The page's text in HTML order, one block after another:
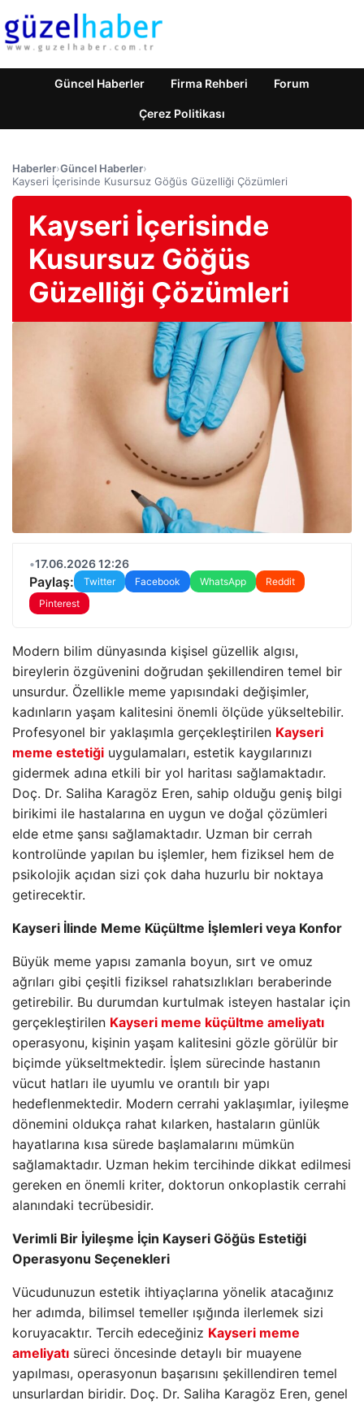
Güncel Haberler Firma Rehberi Forum
Çerez Politikası
Haberler›Güncel Haberler›
Kayseri İçerisinde Kusursuz Göğüs Güzelliği Çözümleri
Kayseri İçerisinde
Kusursuz Göğüs
Güzelliği Çözümleri
•17.06.2026 12:26
Paylaş: Twitter Facebook WhatsApp
Reddit
Pinterest
Modern bilim dünyasında kişisel güzellik algısı,
bireylerin özgüvenini doğrudan şekillendiren temel bir
unsurdur. Özellikle meme yapısındaki değişimler,
kadınların yaşam kalitesini önemli ölçüde yükseltebilir.
Profesyonel bir yaklaşımla gerçekleştirilen Kayseri
meme estetiği uygulamaları, estetik kaygılarınızı
gidermek adına etkili bir yol haritası sağlamaktadır.
Doç. Dr. Saliha Karagöz Eren, sahip olduğu geniş bilgi
birikimi ile hastalarına en uygun ve doğal çözümleri
elde etme şansı sağlamaktadır. Uzman bir cerrah
kontrolünde yapılan bu işlemler, hem fiziksel hem de
psikolojik açıdan sizi çok daha huzurlu bir noktaya
getirecektir.
Kayseri İlinde Meme Küçültme İşlemleri veya Konfor
Büyük meme yapısı zamanla boyun, sırt ve omuz
ağrıları gibi çeşitli fiziksel rahatsızlıkları beraberinde
getirebilir. Bu durumdan kurtulmak isteyen hastalar için
gerçekleştirilen Kayseri meme küçültme ameliyatı
operasyonu, kişinin yaşam kalitesini gözle görülür bir
biçimde yükseltmektedir. İşlem sürecinde hastanın
vücut hatları ile uyumlu ve orantılı bir yapı
hedeflenmektedir. Modern cerrahi yaklaşımlar, iyileşme
dönemini oldukça rahat kılarken, hastaların günlük
hayatlarına kısa sürede başlamalarını mümkün
sağlamaktadır. Uzman hekim tercihinde dikkat edilmesi
gereken en önemli kriter, doktorun onkoplastik cerrahi
alanındaki tecrübesidir.
Verimli Bir İyileşme İçin Kayseri Göğüs Estetiği
Operasyonu Seçenekleri
Vücudunuzun estetik ihtiyaçlarına yönelik atacağınız
her adımda, bilimsel temeller ışığında ilerlemek sizi
koruyacaktır. Tercih edeceğiniz Kayseri meme
ameliyatı süreci öncesinde detaylı bir muayene
yapılması, operasyonun başarısını şekillendiren temel
unsurlardan biridir. Doç. Dr. Saliha Karagöz Eren, genel